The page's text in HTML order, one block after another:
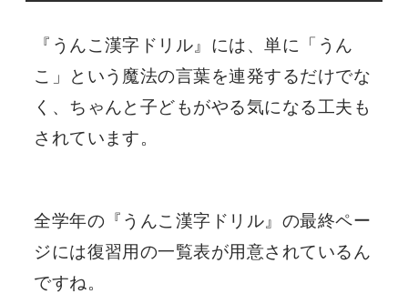
『うんこ漢字ドリル』には、単に「うん
こ」という魔法の言葉を連発するだけでな
く、ちゃんと子どもがやる気になる工夫も
されています。
全学年の『うんこ漢字ドリル』の最終ペー
ジには復習用の一覧表が用意されているん
ですね。